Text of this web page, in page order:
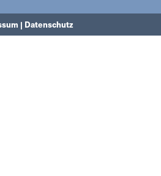
| Datenschutz